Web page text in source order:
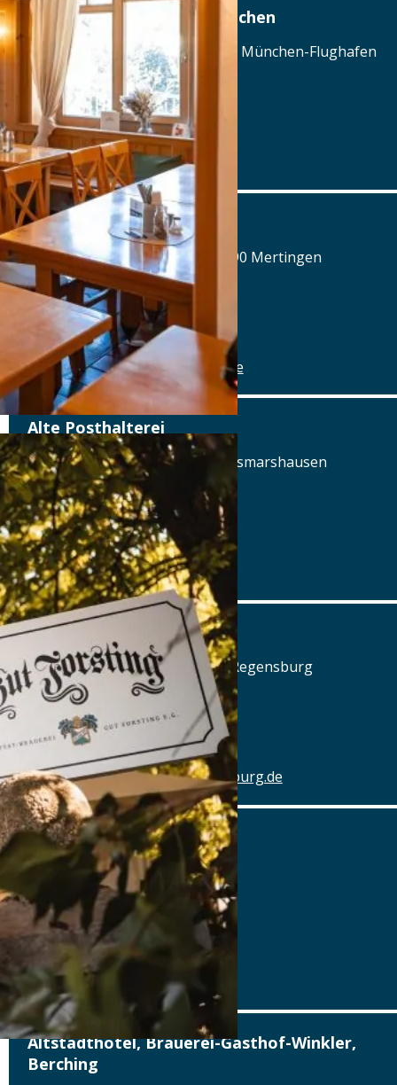
Airbräu am Flughafen München
Terminalstraße Mitte 18, 85356 München-Flughafen
Tel.: Tel.: 089 - 97593111
Details
www.airbraeu.de
Alte Brauerei Mertingen
Hilaria-Lechner-Straße 21, 86690 Mertingen
Tel.: Tel.: 09078-912320
Details
www.alte-brauerei-mertingen.de
Alte Posthalterei
Augsburger Straße 2, 86441 Zusmarshausen
Tel.: Tel.: 08291-858220
Details
www.posthalterei.com
Alter Schlachthof
Am Alten Schlachthof 9, 93055 Regensburg
Tel.: Tel.: 0941-4637770
www.hotel-schlachthof-regensburg.de
Alter Wirt
Marktplatz 1, 82031 Grünwald
Tel.: Tel.: 089-6419340
Details
www.alterwirt.de
Altstadthotel, Brauerei-Gasthof-Winkler,
Berching